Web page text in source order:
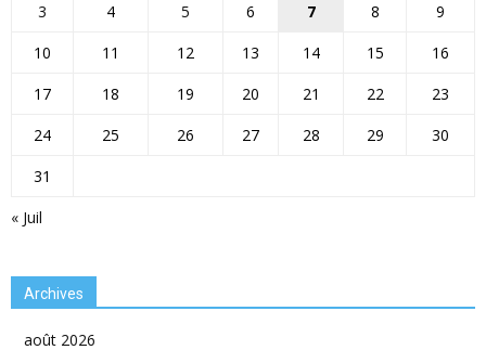
« Juil
3
4 5 6 7 8
9
10
11 12 13 14 15
16
17
18 19 20 21 22
23
24
25 26 27 28 29
30
31
Archives
août 2026